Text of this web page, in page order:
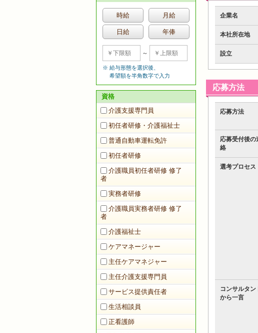
時給 月給
日給 年俸
～
給与形態を選択後、
希望額を半角数字で入力
資格
介護支援専門員
初任者研修・介護福祉士
普通自動車運転免許
初任者研修
介護職員初任者研修 修了
者
実務者研修
介護職員実務者研修 修了
者
介護福祉士
ケアマネージャー
主任ケアマネジャー
主任介護支援専門員
サービス提供責任者
生活相談員
正看護師
企業名
本社所在地
設立
応募方法
応募方法
応募受付後の
絡
選考プロセス
コンサルタン
から一言